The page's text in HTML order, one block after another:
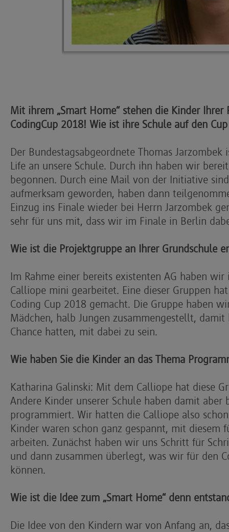
Mit ihrem „Smart Home“ stehen die Kinder
CodingCup 2018! Wie ist ihre Schule auf den
Der Bundestagsabgeordnete Thomas
Life an unsere Schule. Durch ihn haben wir
begonnen. Durch eine Mail von der Initiative
aufmerksam geworden, haben dann
Einzug ins Finale wieder bei Herrn Jarzombek
sehr für uns mit, dass wir im Finale in Berlin
Wie ist die Projektgruppe an Ihrer Grundschule
Im Rahme einer bereits existenten AG haben
Calliope mini gearbeitet. Eine dieser Gruppen
Coding Cup 2018 gemacht. Die Gruppe haben
Mädchen, halb Jungen zusammengestellt,
Chance hatten, mit dabei zu sein.
Wie haben Sie die Kinder an das Thema
Katharina Galinski: Mit dem Calliope hat diese
Andere Kinder unserer Schule haben damit aber
programmiert. Wir hatten die Calliope also
Kinder waren schon ganz gespannt, mit diesem
arbeiten. Zunächst haben wir uns Schritt für
und dann zusammen überlegt, was wir für den
können.
Wie ist die Idee zum „Smart Home“ denn
Die Idee von den Kindern war von Anfang an,